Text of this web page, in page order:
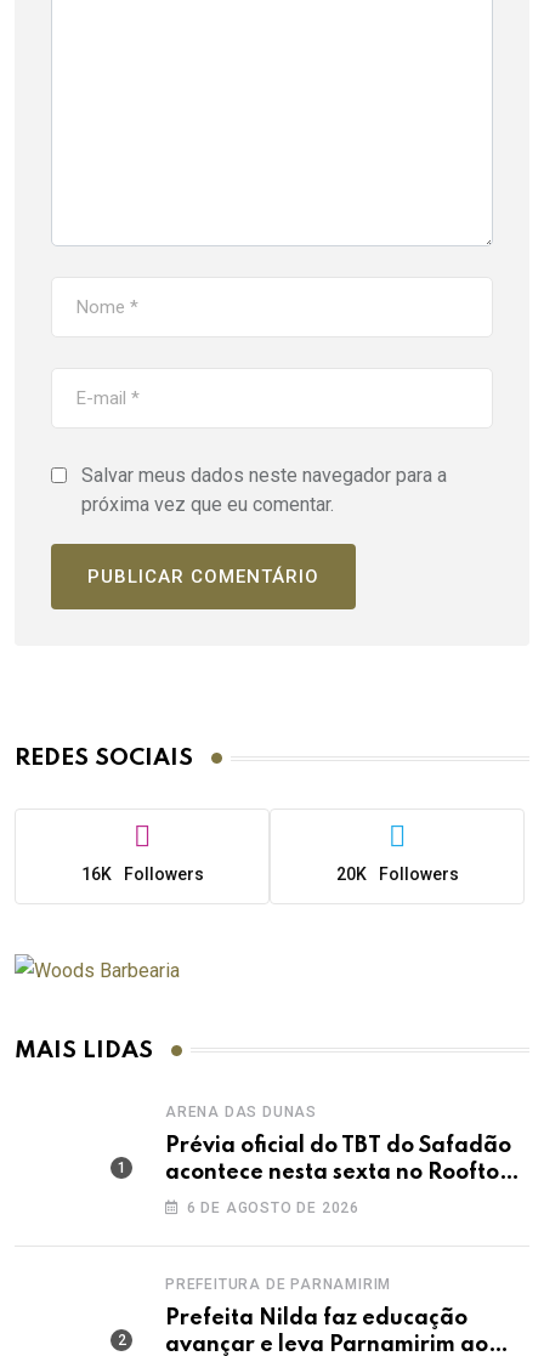
Salvar meus dados neste navegador para a
próxima vez que eu comentar.
REDES SOCIAIS
16K Followers 20K Followers
MAIS LIDAS
ARENA DAS DUNAS
Prévia oficial do TBT do Safadão
acontece nesta sexta no Rooftop
Dunas
6 DE AGOSTO DE 2026
PREFEITURA DE PARNAMIRIM
Prefeita Nilda faz educação
avançar e leva Parnamirim ao